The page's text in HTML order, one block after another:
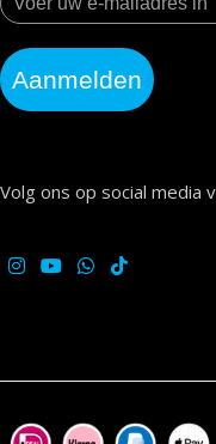
Aanmelden
Volg ons op social media